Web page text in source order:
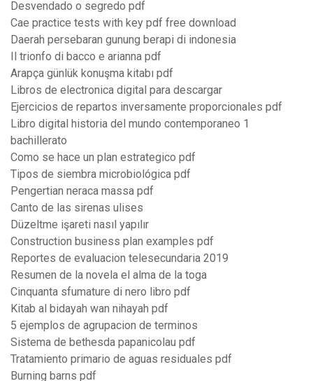
Desvendado o segredo pdf
Cae practice tests with key pdf free download
Daerah persebaran gunung berapi di indonesia
Il trionfo di bacco e arianna pdf
Arapça günlük konuşma kitabı pdf
Libros de electronica digital para descargar
Ejercicios de repartos inversamente proporcionales pdf
Libro digital historia del mundo contemporaneo 1
bachillerato
Como se hace un plan estrategico pdf
Tipos de siembra microbiológica pdf
Pengertian neraca massa pdf
Canto de las sirenas ulises
Düzeltme işareti nasıl yapılır
Construction business plan examples pdf
Reportes de evaluacion telesecundaria 2019
Resumen de la novela el alma de la toga
Cinquanta sfumature di nero libro pdf
Kitab al bidayah wan nihayah pdf
5 ejemplos de agrupacion de terminos
Sistema de bethesda papanicolau pdf
Tratamiento primario de aguas residuales pdf
Burning barns pdf